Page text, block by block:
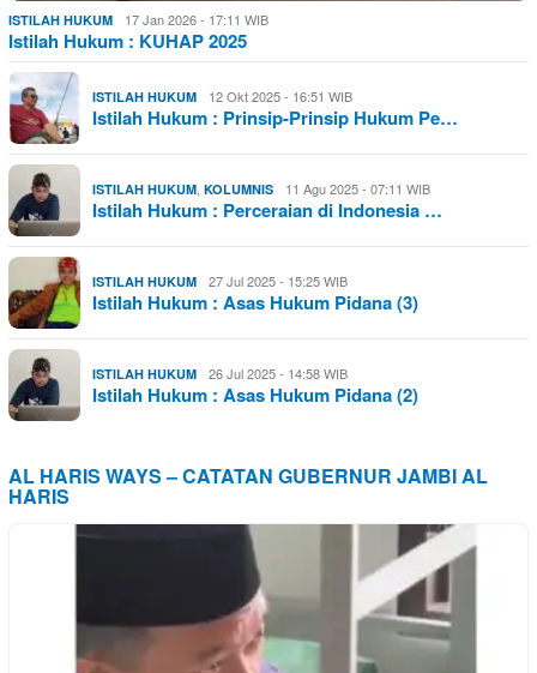
ISTILAH HUKUM 17 Jan 2026 - 17:11 WIB
Istilah Hukum : KUHAP 2025
ISTILAH HUKUM 12 Okt 2025 - 16:51 WIB
Istilah Hukum : Prinsip-Prinsip Hukum Pe…
ISTILAH HUKUM KOLUMNIS 11 Agu 2025 - 07:11 WIB
Istilah Hukum : Perceraian di Indonesia …
ISTILAH HUKUM 27 Jul 2025 - 15:25 WIB
Istilah Hukum : Asas Hukum Pidana (3)
ISTILAH HUKUM 26 Jul 2025 - 14:58 WIB
Istilah Hukum : Asas Hukum Pidana (2)
AL HARIS WAYS – CATATAN GUBERNUR JAMBI AL
HARIS